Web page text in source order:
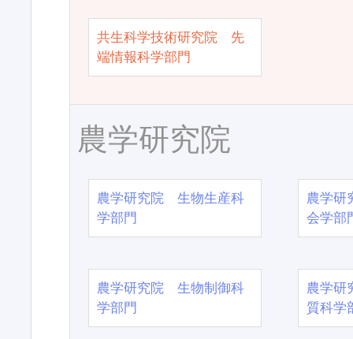
共生科学技術研究院 先
端情報科学部門
農学研究院
農学研究院 生物生産科
学部門
農学
会学部
農学研究院 生物制御科
学部門
農学
質科学